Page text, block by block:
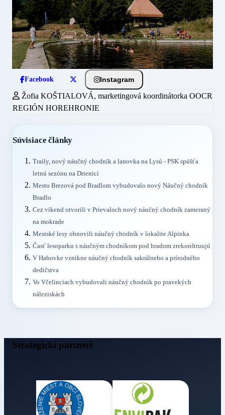
Facebook Instagram
Žofia KOŠTIALOVÁ, marketingová koordinátorka OOCR
REGIÓN HOREHRONIE
Súvisiace články
Traily, nový náučný chodník a lanovka na Lysú - PSK spúšťa
letnú sezónu na Drienici
Mesto Brezová pod Bradlom vybudovalo nový Náučný chodník
Bradlo
Cez víkend otvorili v Prievaloch nový náučný chodník zameraný
na mokrade
Mestské lesy obnovili náučný chodník v lokalite Alpinka
Časť lesoparku s náučným chodníkom pod hradom zrekonštruujú
V Habovke vznikne náučný chodník sakrálneho a prírodného
dedičstva
Vo Včelinciach vybudovali náučný chodník po pravekých
náleziskách
Strategickí partneri